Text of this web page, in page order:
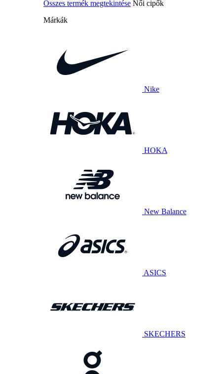
Összes termék megtekintése Női cipők
Márkák
Nike
HOKA
New Balance
ASICS
SKECHERS